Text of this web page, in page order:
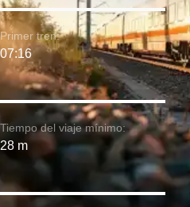
Tiempo del viaje mínimo:
28 m
Primer tren:
07:16